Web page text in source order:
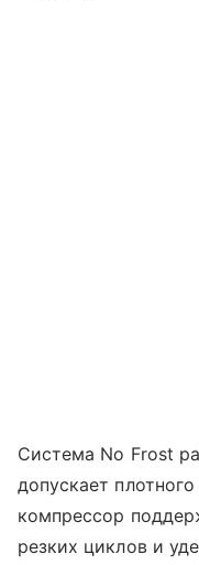
Система No Frost
допускает
компрессор
резких циклов и